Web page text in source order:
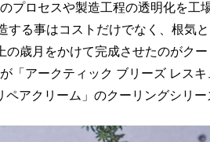
プロセスや製造工程の透明化を工
る事はコストだけでなく、根気
歳月をかけて完成させたのがク
「アークティック ブリーズ レスキ
アクリーム」のクーリングシリー